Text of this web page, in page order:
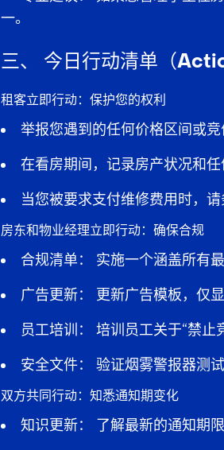
一。
三、 今日行动清单（
租客立即行动：保护您的权利
举报您遇到的任何价格区间或
在看房期间，记录房产状况和
当您被要求支付维修费用时，
房东和物业经理立即行动：确保合规
合规清单：
实施一个涵盖所有
广告更新：
更新广告模板， 仅
员工培训：
培训员工关于“禁止
安全文件：
验证烟雾警报器测
双方共同行动：知悉通知期变化
知识更新： 了解最新的通知期限